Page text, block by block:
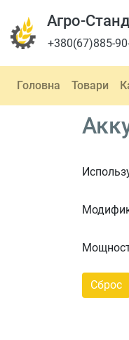
Агро-
+380(67)885-
Головна Товари